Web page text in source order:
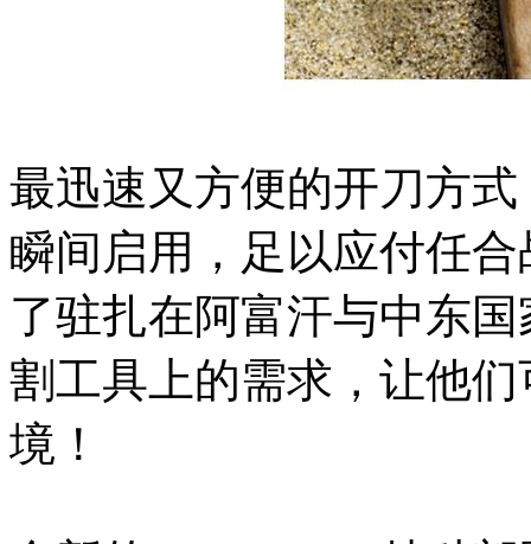
最迅速又方便的开刀方
瞬间启用，足以应付任
了驻扎在阿富汗与中东
割工具上的需求，让他
境！